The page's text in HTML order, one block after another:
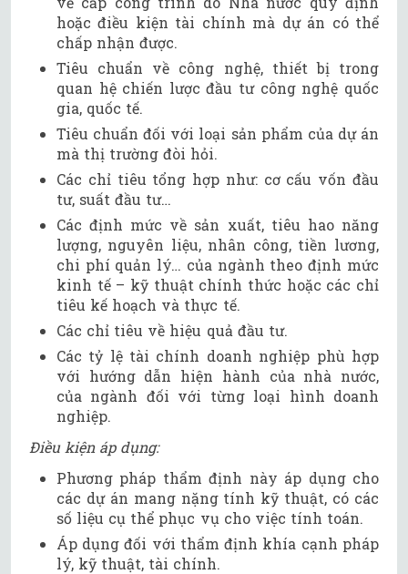
hoặc điều kiện tài chính mà dự án có thể
chấp nhận được.
Tiêu chuẩn về công nghệ, thiết bị trong
quan hệ chiến lược đầu tư công nghệ quốc
gia, quốc tế.
Tiêu chuẩn đối với loại sản phẩm của dự án
mà thị trường đòi hỏi.
Các chỉ tiêu tổng hợp như: cơ cấu vốn đầu
tư, suất đầu tư…
Các định mức về sản xuất, tiêu hao năng
lượng, nguyên liệu, nhân công, tiền lương,
chi phí quản lý… của ngành theo định mức
kinh tế – kỹ thuật chính thức hoặc các chỉ
tiêu kế hoạch và thực tế.
Các chỉ tiêu về hiệu quả đầu tư.
Các tỷ lệ tài chính doanh nghiệp phù hợp
với hướng dẫn hiện hành của nhà nước,
của ngành đối với từng loại hình doanh
nghiệp.
Điều kiện áp dụng:
Phương pháp thẩm định này áp dụng cho
các dự án mang nặng tính kỹ thuật, có các
số liệu cụ thể phục vụ cho việc tính toán.
Áp dụng đối với thẩm định khía cạnh pháp
lý, kỹ thuật, tài chính.